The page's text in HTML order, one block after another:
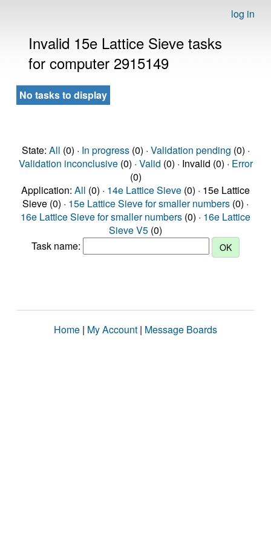
log in
Invalid 15e Lattice Sieve tasks
for computer 2915149
No tasks to display
State: All (0) · In progress(0) · Validation pending (0) ·
Validation inconclusive(0) · Valid (0) · Invalid (0) · Error
(0)
Application: All (0) · 14e Lattice Sieve (0) · 15e Lattice
Sieve (0) · 15e Lattice Sieve for smaller numbers (0) ·
16e Lattice Sieve for smaller numbers (0) · 16e Lattice
Sieve V5 (0)
Task name:
Home | My Account | Message Boards